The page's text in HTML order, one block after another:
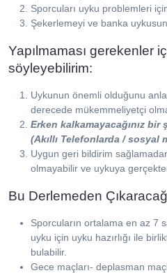
Sporcuları uyku problemleri
Şekerlemeyi ve banka
Yapılmaması gerekenler
söyleyebilirim:
Uykunun önemli olduğunu
derecede mükemmeliyetçi
Erken kalkamayacağınız bir
(Akıllı Telefonlarda / sosyal
Uygun geri bildirim
olmayabilir ve uykuya
Bu Derlemeden
Sporcuların ortalama en az 7
uyku için uyku hazırlığı ile
bulabilir.
Gece maçları- deplasman